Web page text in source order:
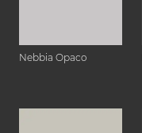
Nebbia Opaco